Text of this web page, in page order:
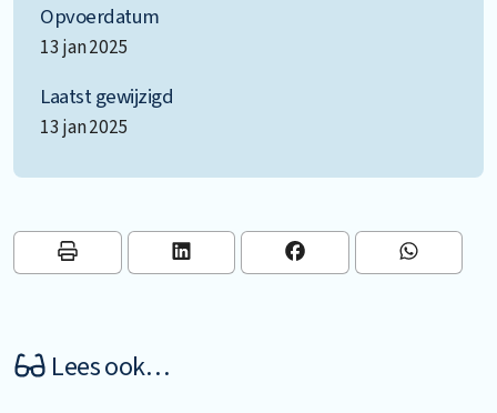
Opvoerdatum
13 jan 2025
Laatst gewijzigd
13 jan 2025
Lees ook…